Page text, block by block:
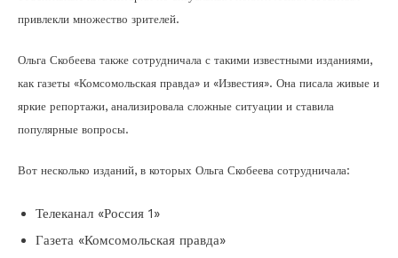
привлекли множество зрителей.
Ольга Скобеева также сотрудничала с такими известными изданиями,
как газеты «Комсомольская правда» и «Известия». Она писала живые и
яркие репортажи, анализировала сложные ситуации и ставила
популярные вопросы.
Вот несколько изданий, в которых Ольга Скобеева сотрудничала:
Телеканал «Россия 1»
Газета «Комсомольская правда»